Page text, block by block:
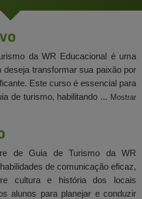
da WR Educacional é uma
deseja transformar sua paixão por
Este curso é essencial para
de turismo, habilitando ... Mostrar
de Guia de Turismo da WR
de comunicação eficaz,
cultura e história dos locais
alunos para planejar e conduzir